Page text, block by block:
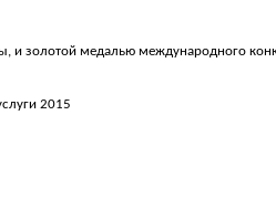
золотой медалью международного